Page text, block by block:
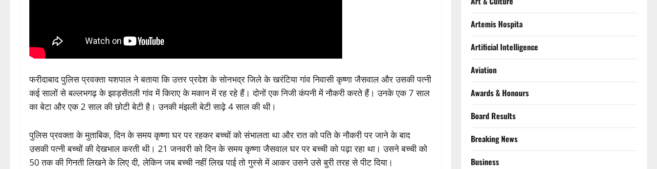
फरीदाबाद पुलिस प्रवक्ता यशपाल ने बताया कि उत्तर प्रदेश के सोनभद्र जिले के खरंटिया गांव निवासी कृष्णा जैसवाल और उसकी पत्नी
कई सालों से बल्लभगढ़ के झाड़सेंतली गांव में किराए के मकान में रह रहे हैं। दोनों एक निजी कंपनी में नौकरी करते हैं। उनके एक 7 साल
का बेटा और एक 2 साल की छोटी बेटी है। उनकी मंझली बेटी साढ़े 4 साल की थी।
पुलिस प्रवक्ता के मुताबिक, दिन के समय कृष्णा घर पर रहकर बच्चों को संभालता था और रात को पति के नौकरी पर जाने के बाद
उसकी पत्नी बच्चों की देखभाल करती थी। 21 जनवरी को दिन के समय कृष्णा जैसवाल घर पर बच्ची को पढ़ा रहा था। उसने बच्ची को
50 तक की गिनती लिखने के लिए दी, लेकिन जब बच्ची नहीं लिख पाई तो गुस्से में आकर उसने उसे बुरी तरह से पीट दिया।
Artemis Hospita
Artificial Intelligence
Aviation
Awards & Honours
Board Results
Breaking News
Business